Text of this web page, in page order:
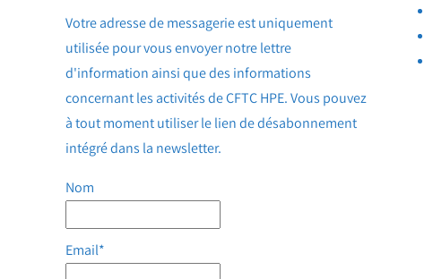
Votre adresse de messagerie est uniquement
utilisée pour vous envoyer notre lettre
d'information ainsi que des informations
concernant les activités de CFTC HPE. Vous pouvez
à tout moment utiliser le lien de désabonnement
intégré dans la newsletter.
Nom
Email*